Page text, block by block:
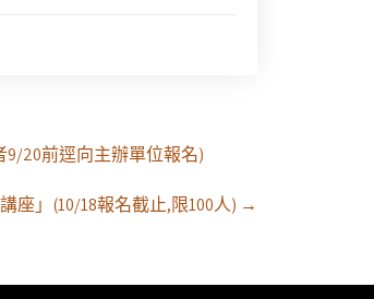
9/20前逕向主辦單位報名)
座」(10/18報名截止,限100人) →